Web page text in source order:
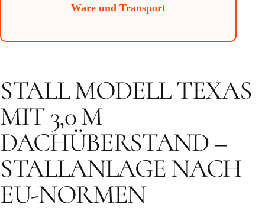
Ware und Transport
STALL MODELL TEXAS
MIT 3,0 M
DACHÜBERSTAND –
STALLANLAGE NACH
EU-NORMEN